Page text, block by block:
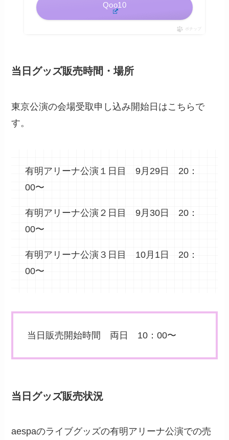
Qoo10
ポチップ
当日グッズ販売時間・場所
東京公演の会場受取申し込み開始日はこちらで
す。
有明アリーナ公演１日目 9月29日 20：
00〜
有明アリーナ公演２日目 9月30日 20：
00〜
有明アリーナ公演３日目 10月1日 20：
00〜
当日販売開始時間 両日 10：00〜
当日グッズ販売状況
aespaのライブグッズの有明アリーナ公演での売